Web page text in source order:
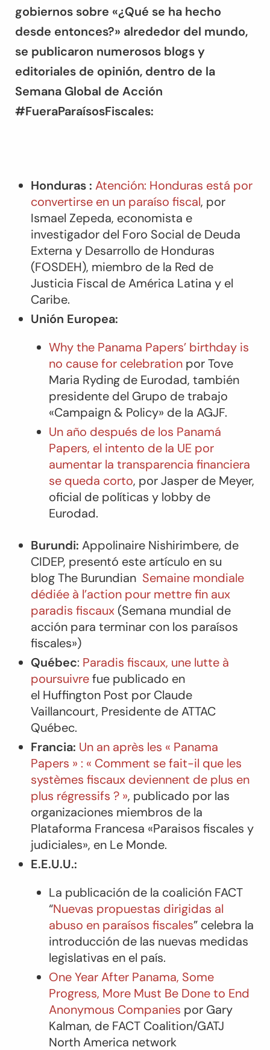
gobiernos sobre «¿Qué se ha hecho
desde entonces?» alrededor del mundo,
se publicaron numerosos blogs y
editoriales de opinión, dentro de la
Semana Global de Acción
#FueraParaísosFiscales:
Honduras : Atención: Honduras está por
convertirse en un paraíso fiscal, por
Ismael Zepeda, economista e
investigador del Foro Social de Deuda
Externa y Desarrollo de Honduras
(FOSDEH), miembro de la Red de
Justicia Fiscal de América Latina y el
Caribe.
Unión Europea:
Why the Panama Papers’ birthday is
no cause for celebrationpor Tove
Maria Ryding de Eurodad, también
presidente del Grupo de trabajo
«Campaign & Policy» de la AGJF.
Un año después de los Panamá
Papers, el intento de la UE por
aumentar la transparencia financiera
se queda corto, por Jasper de Meyer,
oficial de políticas y lobby de
Eurodad.
Burundi: Appolinaire Nishirimbere, de
CIDEP, presentó este artículo en su
blogThe Burundian Semaine mondiale
dédiée à l’action pour mettre fin aux
paradis fiscaux(Semana mundial de
acción para terminar con los paraísos
fiscales»)
Québec: Paradis fiscaux, une lutte à
poursuivrefue publicado en
el Huffington Post por Claude
Vaillancourt, Presidente de ATTAC
Québec.
Francia: Un an après les « Panama
Papers » : « Comment se fait-il que les
systèmes fiscaux deviennent de plus en
plus régressifs ? », publicado por las
organizaciones miembros de la
Plataforma Francesa «Paraisos fiscales y
judiciales», en Le Monde.
E.E.U.U.:
La publicación de la coalición FACT
“Nuevas propuestas dirigidas al
abuso en paraísos fiscales” celebra la
introducción de las nuevas medidas
legislativas en el país.
One Year After Panama, Some
Progress, More Must Be Done to End
Anonymous Companies por Gary
Kalman, de FACT Coalition/GATJ
North America network